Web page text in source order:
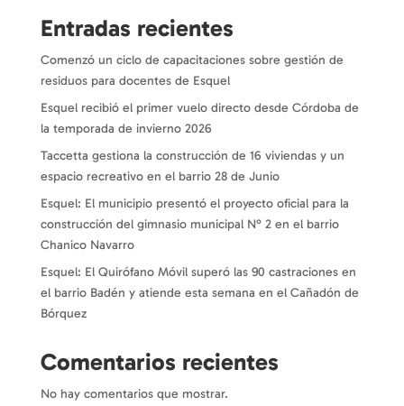
Entradas recientes
Comenzó un ciclo de capacitaciones sobre gestión de
residuos para docentes de Esquel
Esquel recibió el primer vuelo directo desde Córdoba de
la temporada de invierno 2026
Taccetta gestiona la construcción de 16 viviendas y un
espacio recreativo en el barrio 28 de Junio
Esquel: El municipio presentó el proyecto oficial para la
construcción del gimnasio municipal N° 2 en el barrio
Chanico Navarro
Esquel: El Quirófano Móvil superó las 90 castraciones en
el barrio Badén y atiende esta semana en el Cañadón de
Bórquez
Comentarios recientes
No hay comentarios que mostrar.